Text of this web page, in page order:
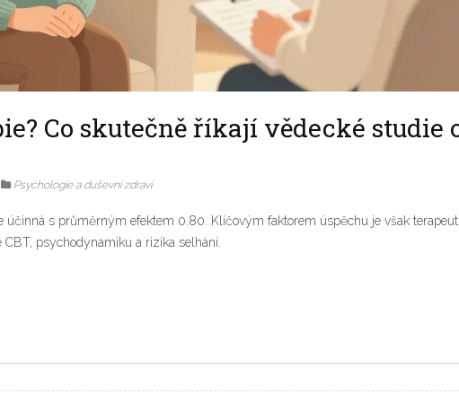
Co skutečně říkají vědecké studie
Psychologie a duševní zdraví
účinná s průměrným efektem 0.80. Klíčovým faktorem úspěchu je však
psychodynamiku a rizika selhání.